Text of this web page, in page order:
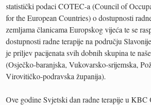
statistički podaci COTEC-a (Council of
for the European Countries) o dostupnosti
zemljama članicama Europskog vijeća te se
dostupnosti radne terapije na području
je priljev pacijenata svih dobnih skupina te
(Osječko-baranjska, Vukovarsko-srijemska,
Virovitičko-podravska županija).
Ove godine Svjetski dan radne terapije u KBC